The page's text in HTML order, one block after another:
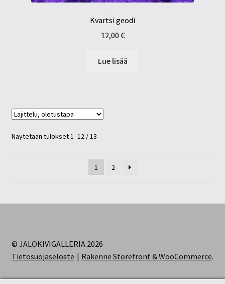
Kvartsi geodi
12,00 €
Lue lisää
Näytetään tulokset 1–12 / 13
1 2
© JALOKIVIGALLERIA 2026
Tietosuojaseloste
Rakenne Storefront & WooCommerce.